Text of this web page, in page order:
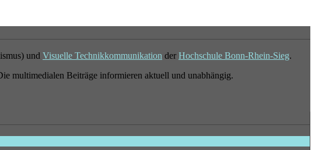
und Visuelle Technikkommunikation der Hochschule Bonn-Rhein-Sieg.
multimedialen Beiträge informieren aktuell und unabhängig.